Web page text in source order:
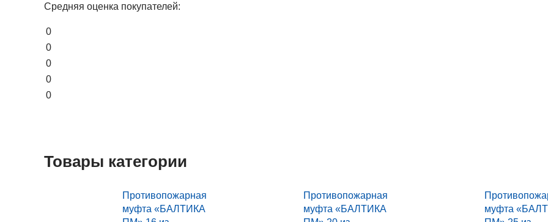
Средняя оценка покупателей:
0
0
0
0
0
Товары категории
Противопожарная
муфта «БАЛТИКА
Противопожарная
муфта «БАЛТИКА
муфта